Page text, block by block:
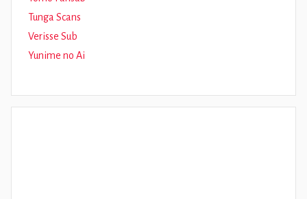
Tunga Scans
Verisse Sub
Yunime no Ai